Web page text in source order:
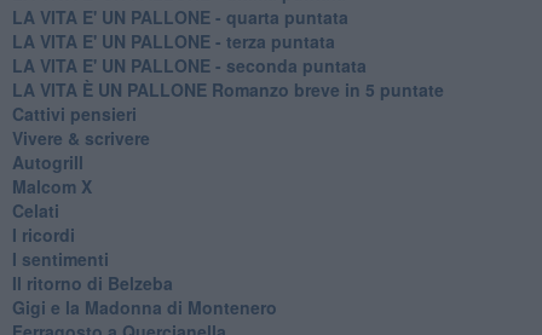
LA VITA E' UN PALLONE - quarta puntata
LA VITA E' UN PALLONE - terza puntata
LA VITA E' UN PALLONE - seconda puntata
LA VITA È UN PALLONE Romanzo breve in 5 puntate
Cattivi pensieri
Vivere & scrivere
Autogrill
Malcom X
Celati
I ricordi
I sentimenti
Il ritorno di Belzeba
Gigi e la Madonna di Montenero